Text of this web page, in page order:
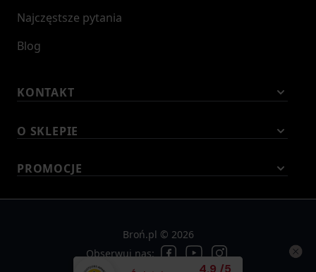
Średnia ocena
4.9 /5
Najczęstsze pytania
Blog
KONTAKT
O SKLEPIE
PROMOCJE
Broń.pl © 2026
Obserwuj nas: